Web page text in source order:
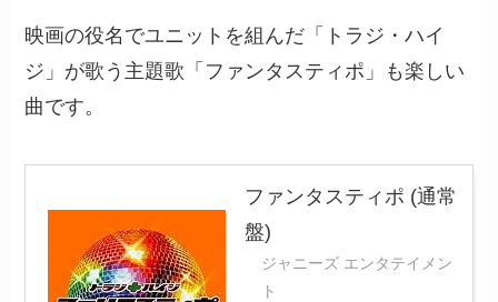
映画の役名でユニットを組んだ「トラジ・ハイ
ジ」が歌う主題歌「ファンタスティポ」も楽しい
曲です。
ファンタスティポ (通常
盤)
ジャニーズ エンタテイメン
ト